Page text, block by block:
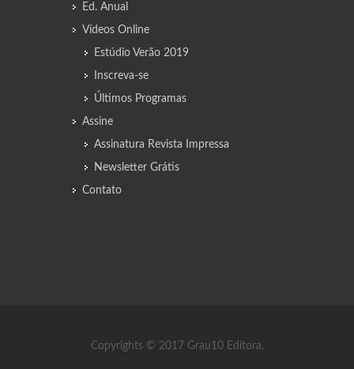
Ed. Anual
Vídeos Online
Estúdio Verão 2019
Inscreva-se
Últimos Programas
Assine
Assinatura Revista Impressa
Newsletter Grátis
Contato
Copyrights © 2017 Grau10 Editora.